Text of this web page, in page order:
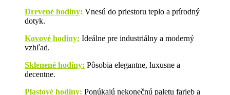
Drevené hodiny: Vnesú do priestoru teplo a prírodný
dotyk.
Kovové hodiny: Ideálne pre industriálny a moderný
vzhľad.
Sklenené hodiny: Pôsobia elegantne, luxusne a
decentne.
Plastové hodiny: Ponúkajú nekonečnú paletu farieb a